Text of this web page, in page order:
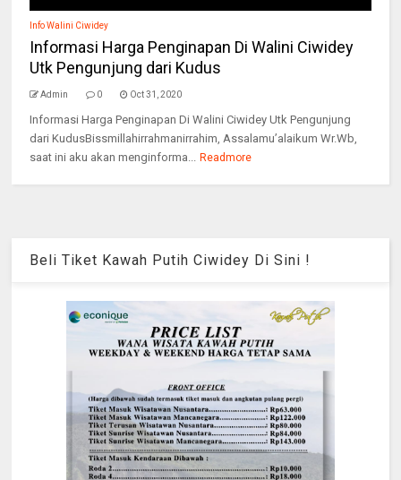
Info Walini Ciwidey
Informasi Harga Penginapan Di Walini Ciwidey
Utk Pengunjung dari Kudus
Admin 0 Oct 31, 2020
Informasi Harga Penginapan Di Walini Ciwidey Utk Pengunjung
dari KudusBissmillahirrahmanirrahim, Assalamu’alaikum Wr.Wb,
saat ini aku akan menginforma... Readmore
Beli Tiket Kawah Putih Ciwidey Di Sini !